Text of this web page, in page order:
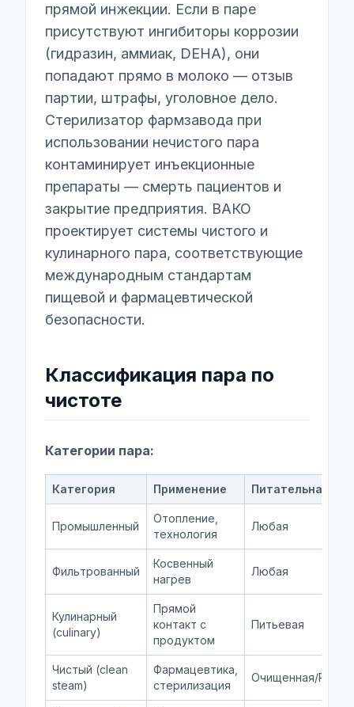
прямой инжекции. Если в паре
присутствуют ингибиторы коррозии
(гидразин, аммиак, DEHA), они
попадают прямо в молоко — отзыв
партии, штрафы, уголовное дело.
Стерилизатор фармзавода при
использовании нечистого пара
контаминирует инъекционные
препараты — смерть пациентов и
закрытие предприятия. ВАКО
проектирует системы чистого и
кулинарного пара, соответствующие
международным стандартам
пищевой и фармацевтической
безопасности.
Классификация пара по
чистоте
Категории пара:
Категория Применение Питательная
Промышленный
Отопление,
технология
Любая
Фильтрованный
Косвенный
нагрев
Любая
Кулинарный
(culinary)
Прямой
контакт с
продуктом
Питьевая
Чистый (clean
steam)
Фармацевтика,
стерилизация
Очищенная/RO